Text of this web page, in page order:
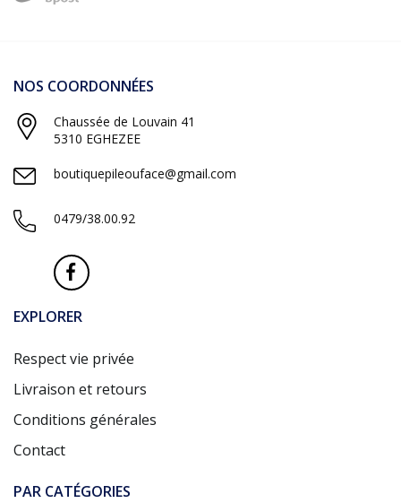
NOS COORDONNÉES
Chaussée de Louvain 41
5310 EGHEZEE
boutiquepileouface@gmail.com
0479/38.00.92
EXPLORER
Respect vie privée
Livraison et retours
Conditions générales
Contact
PAR CATÉGORIES